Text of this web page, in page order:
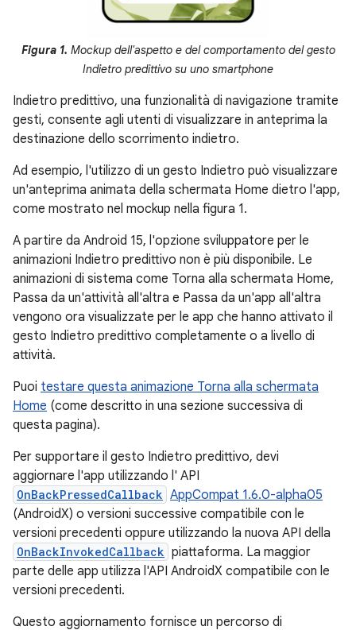
Figura 1. Mockup dell'aspetto e del comportamento del gesto
Indietro predittivo su uno smartphone
Indietro predittivo, una funzionalità di navigazione tramite
gesti, consente agli utenti di visualizzare in anteprima la
destinazione dello scorrimento indietro.
Ad esempio, l'utilizzo di un gesto Indietro può visualizzare
un'anteprima animata della schermata Home dietro l'app,
come mostrato nel mockup nella figura 1.
A partire da Android 15, l'opzione sviluppatore per le
animazioni Indietro predittivo non è più disponibile. Le
animazioni di sistema come Torna alla schermata Home,
Passa da un'attività all'altra e Passa da un'app all'altra
vengono ora visualizzate per le app che hanno attivato il
gesto Indietro predittivo completamente o a livello di
attività.
Puoi testare questa animazione Torna alla schermata
Home (come descritto in una sezione successiva di
questa pagina).
Per supportare il gesto Indietro predittivo, devi
aggiornare l'app utilizzando l' API
OnBackPressedCallback AppCompat 1.6.0-alpha05
(AndroidX) o versioni successive compatibile con le
versioni precedenti oppure utilizzando la nuova API della
OnBackInvokedCallback piattaforma. La maggior
parte delle app utilizza l'API AndroidX compatibile con le
versioni precedenti.
Questo aggiornamento fornisce un percorso di